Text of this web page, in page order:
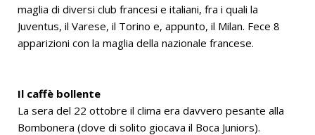
maglia di diversi club francesi e italiani, fra i quali la
Juventus, il Varese, il Torino e, appunto, il Milan. Fece 8
apparizioni con la maglia della nazionale francese.
Il caffè bollente
La sera del 22 ottobre il clima era davvero pesante alla
Bombonera (dove di solito giocava il Boca Juniors).